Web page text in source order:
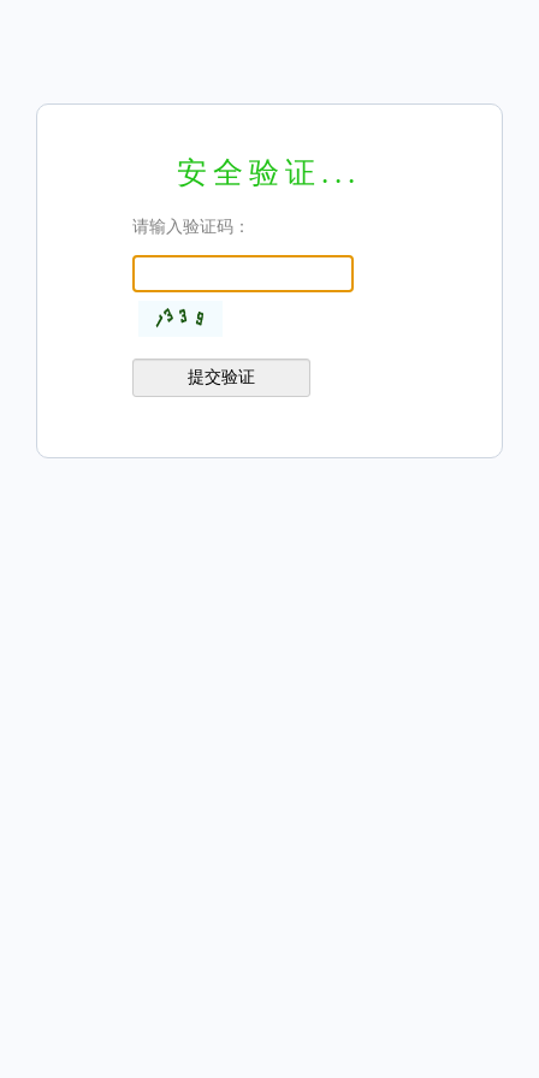
安全验证...
请输入验证码：